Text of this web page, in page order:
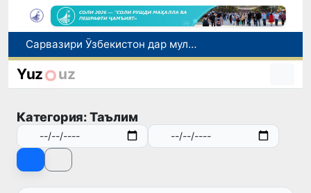
Дар Қашқадарё анҷумани байналмилалии экологӣ бо иштироки ҷавонон аз нӯҳ кишвар баргузор мешавад
Тошканд ба баргузории чемпионати Осиё оид ба вазнабардорӣ омодагӣ мебинад
Сарвазири Ӯзбекистон дар мулоқот бо Президенти Қирғизистон дар доираи чорабиниҳои Иттиҳоди иқтисодии АвруОсиё иштирок кард
Yuz uz
Категория: Таълим